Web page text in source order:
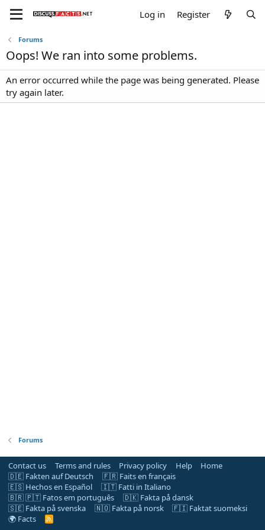
Log in Register
Forums
Oops! We ran into some problems.
An error occurred while the page was being generated. Please
try again later.
Forums
Contact us Terms and rules Privacy policy Help
Home
🇩🇪 Fakten auf Deutsch
🇫🇷 Faits en français
🇪🇸 Hechos en Español
🇮🇹 Fatti in Italiano
🇧🇷 🇵🇹 Fatos em português
🇩🇰 Fakta på dansk
🇸🇪 Fakta på svenska
🇳🇴 Fakta på norsk
🇫🇮 Faktat suomeksi
🌍 Facts
R